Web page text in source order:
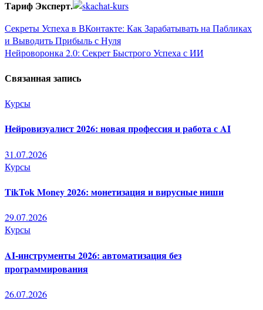
Тариф Эксперт.
Навигация
по
записям
Секреты Успеха в ВКонтакте: Как Зарабатывать на Пабликах
и Выводить Прибыль с Нуля
Нейроворонка 2.0: Секрет Быстрого Успеха с ИИ
Связанная запись
Курсы
Нейровизуалист 2026: новая профессия и работа с AI
31.07.2026
Курсы
TikTok Money 2026: монетизация и вирусные ниши
29.07.2026
Курсы
AI-инструменты 2026: автоматизация без
программирования
26.07.2026